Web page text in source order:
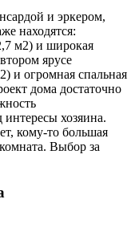
и эркером,
находятся:
м2) и широкая
ярусе
и огромная спальная
дома достаточно
хозяина.
кому-то большая
Выбор за